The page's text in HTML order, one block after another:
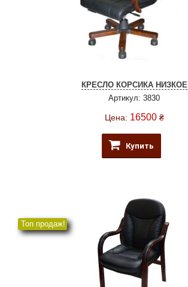
КРЕСЛО КОРСИКА НИЗКОЕ
Артикул: 3830
Цена: 16500 ₴
Купить
Топ продаж!